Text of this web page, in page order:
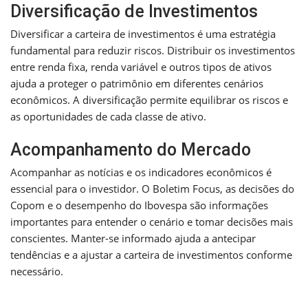
Diversificação de Investimentos
Diversificar a carteira de investimentos é uma estratégia
fundamental para reduzir riscos. Distribuir os investimentos
entre renda fixa, renda variável e outros tipos de ativos
ajuda a proteger o patrimônio em diferentes cenários
econômicos. A diversificação permite equilibrar os riscos e
as oportunidades de cada classe de ativo.
Acompanhamento do Mercado
Acompanhar as notícias e os indicadores econômicos é
essencial para o investidor. O Boletim Focus, as decisões do
Copom e o desempenho do Ibovespa são informações
importantes para entender o cenário e tomar decisões mais
conscientes. Manter-se informado ajuda a antecipar
tendências e a ajustar a carteira de investimentos conforme
necessário.